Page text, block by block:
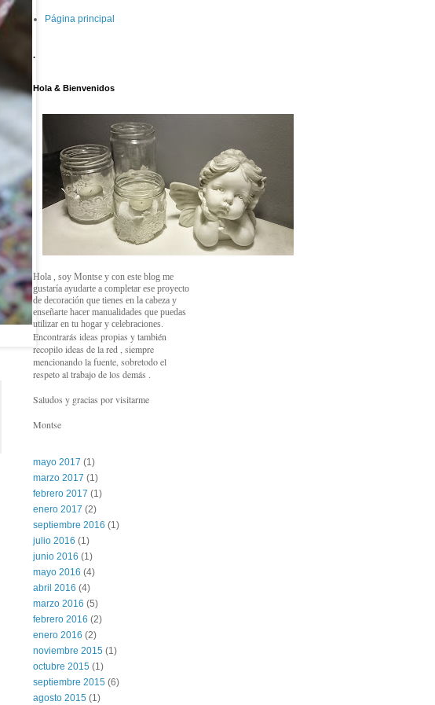
Página principal
.
Hola & Bienvenidos
Hola , soy Montse y con este blog me
gustaría ayudarte a completar ese proyecto
de decoración que tienes en la cabeza y
enseñarte hacer manualidades que puedas
utilizar en tu hogar y celebraciones.
Encontrarás ideas propias y también
recopilo ideas de la red , siempre
mencionando la fuente, sobretodo el
respeto al trabajo de los demás .
Saludos y gracias por visitarme
Montse
mayo 2017 (1)
marzo 2017 (1)
febrero 2017 (1)
enero 2017 (2)
septiembre 2016 (1)
julio 2016 (1)
junio 2016 (1)
mayo 2016 (4)
abril 2016 (4)
marzo 2016 (5)
febrero 2016 (2)
enero 2016 (2)
noviembre 2015 (1)
octubre 2015 (1)
septiembre 2015 (6)
agosto 2015 (1)